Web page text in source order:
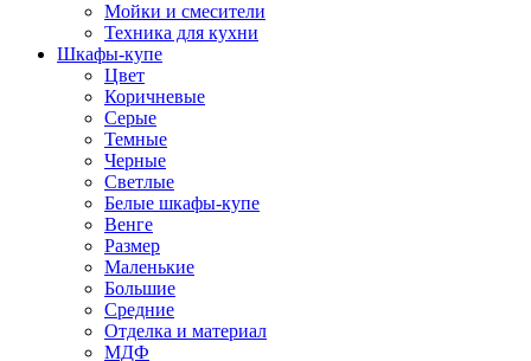
Мойки и смесители
Техника для кухни
Шкафы-купе
Цвет
Коричневые
Серые
Темные
Черные
Светлые
Белые шкафы-купе
Венге
Размер
Маленькие
Большие
Средние
Отделка и материал
МДФ